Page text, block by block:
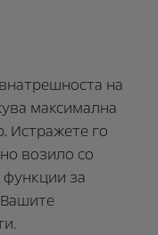
на
максимална
Истражете го
возило со
за